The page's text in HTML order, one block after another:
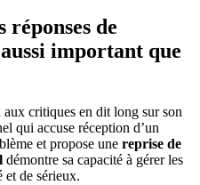
réponses de
important que
critiques en dit long sur son
qui accuse réception d’un
et propose une reprise de
démontre sa capacité à gérer les
et de sérieux.